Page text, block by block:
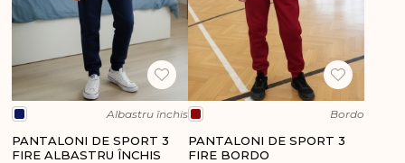
Albastru închis
PANTALONI DE SPORT 3
FIRE ALBASTRU ÎNCHIS
Bordo
PANTALONI DE SPORT 3
FIRE BORDO